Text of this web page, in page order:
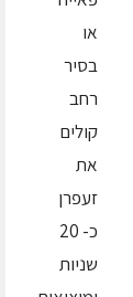
או
בסיר
רחב
קולים
את
זעפרן
כ- 20
שניות